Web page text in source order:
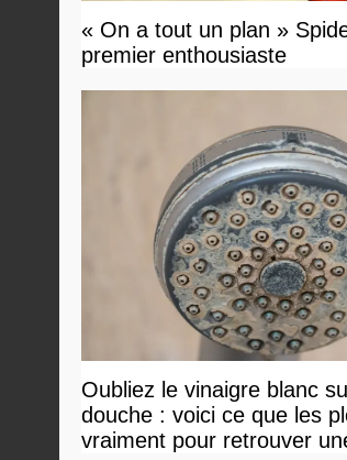
« On a tout un plan »
premier enthousiaste
Oubliez le vinaigre blanc
douche : voici ce que les
vraiment pour retrouver